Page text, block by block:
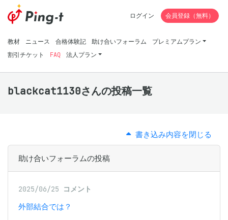
教材 ニュース 合格体験記 助け合いフォーラム
プレミアムプラン
割引チケット
FAQ 法人プラン
ログイン 会員登録（無料）
blackcat1130さんの投稿一覧
書き込み内容を閉じる
助け合いフォーラムの投稿
2025/06/25 コメント
外部結合では？